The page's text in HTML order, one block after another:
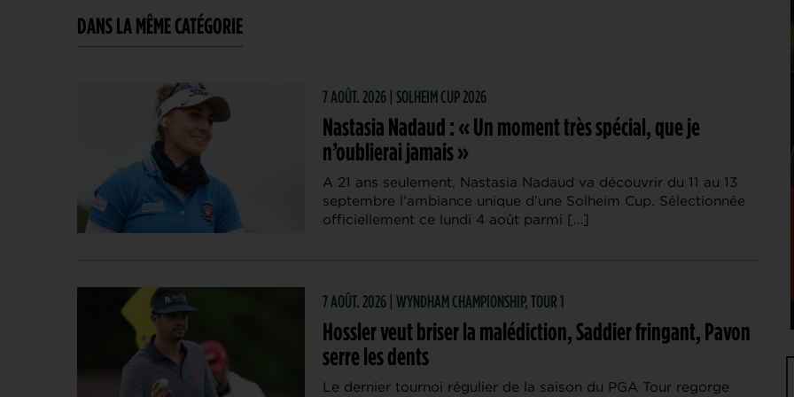
DANS LA MÊME CATÉGORIE
7 AOÛT. 2026 | SOLHEIM CUP 2026
Nastasia Nadaud : « Un moment très spécial, que je
n’oublierai jamais »
A 21 ans seulement, Nastasia Nadaud va découvrir du 11 au 13
septembre l’ambiance unique d’une Solheim Cup. Sélectionnée
officiellement ce lundi 4 août parmi […]
7 AOÛT. 2026 | WYNDHAM CHAMPIONSHIP, TOUR 1
Hossler veut briser la malédiction, Saddier fringant, Pavon
serre les dents
Le dernier tournoi régulier de la saison du PGA Tour regorge